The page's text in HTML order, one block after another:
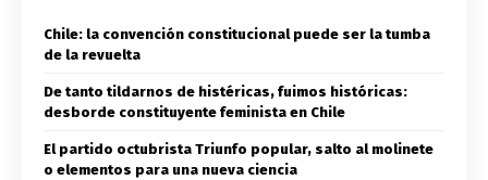
Chile: la convención constitucional puede ser la tumba
de la revuelta
De tanto tildarnos de histéricas, fuimos históricas:
desborde constituyente feminista en Chile
El partido octubrista Triunfo popular, salto al molinete
o elementos para una nueva ciencia